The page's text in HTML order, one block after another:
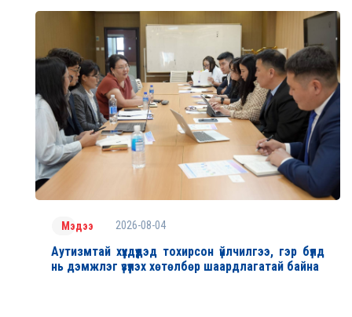
Мэдээ 2026-08-04
Аутизмтай хүүхдүүдэд тохирсон үйлчилгээ, гэр бүлд
нь дэмжлэг үзүүлэх хөтөлбөр шаардлагатай байна